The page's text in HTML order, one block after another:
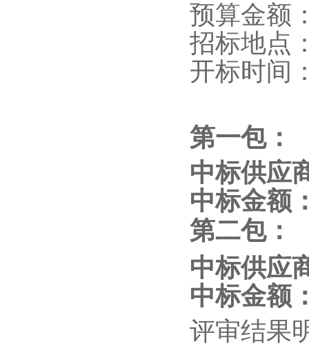
预算金额
招标地点
开标时间
第一包：
中标供应
中标金额
第二包：
中标供应
中标金额
评审结果